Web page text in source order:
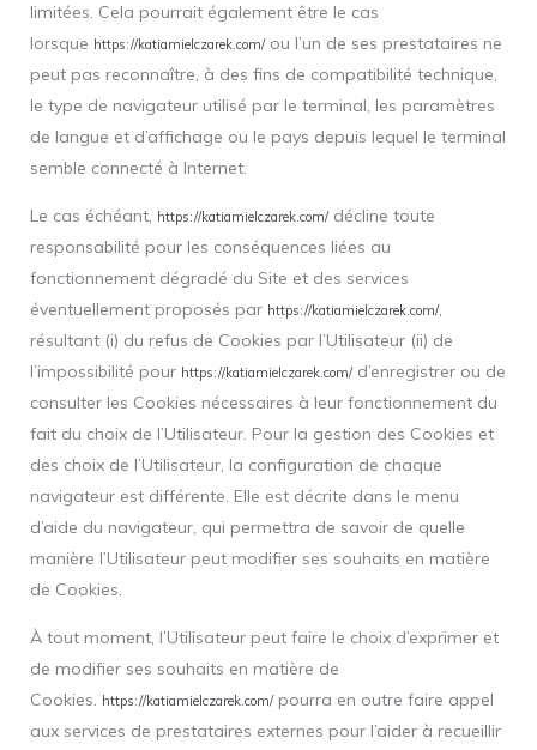
limitées. Cela pourrait également être le cas
lorsque https://katiamielczarek.com/ou l’un de ses prestataires ne
peut pas reconnaître, à des fins de compatibilité technique,
le type de navigateur utilisé par le terminal, les paramètres
de langue et d’affichage ou le pays depuis lequel le terminal
semble connecté à Internet.
Le cas échéant, https://katiamielczarek.com/décline toute
responsabilité pour les conséquences liées au
fonctionnement dégradé du Site et des services
éventuellement proposés par https://katiamielczarek.com/,
résultant (i) du refus de Cookies par l’Utilisateur (ii) de
l’impossibilité pour https://katiamielczarek.com/d’enregistrer ou de
consulter les Cookies nécessaires à leur fonctionnement du
fait du choix de l’Utilisateur. Pour la gestion des Cookies et
des choix de l’Utilisateur, la configuration de chaque
navigateur est différente. Elle est décrite dans le menu
d’aide du navigateur, qui permettra de savoir de quelle
manière l’Utilisateur peut modifier ses souhaits en matière
de Cookies.
À tout moment, l’Utilisateur peut faire le choix d’exprimer et
de modifier ses souhaits en matière de
Cookies. https://katiamielczarek.com/pourra en outre faire appel
aux services de prestataires externes pour l’aider à recueillir